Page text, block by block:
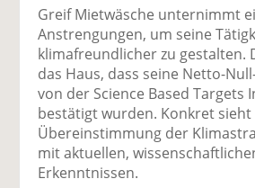
Greif Mietwäsche unternimmt
Anstrengungen, um seine
klimafreundlicher zu gestalten.
das Haus, dass seine Netto-
von der Science Based Targets
bestätigt wurden. Konkret sieht
Übereinstimmung der
mit aktuellen,
Erkenntnissen.